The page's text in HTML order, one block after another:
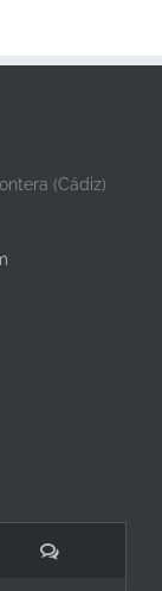
(Cádiz)
Comentarios